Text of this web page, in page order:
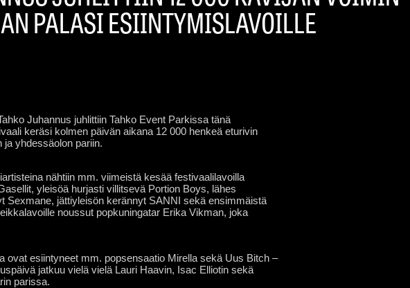
PALASI ESIINTYMISLAVOILLE
Juhannus juhlittiin Tahko Event Parkissa tänä
keräsi kolmen päivän aikana 12 000 henkeä eturivin
ja yhdessäolon pariin.
nähtiin mm. viimeistä kesää festivaalilavoilla
yleisöä hurjasti villitsevä Portion Boys, lähes
Sexmane, jättiyleisön kerännyt SANNI sekä ensimmäistä
noussut popkuningatar Erika Vikman, joka
ovat esiintyneet mm. popsensaatio Mirella sekä Uus Bitch –
jatkuu vielä vielä Lauri Haavin, Isac Elliotin sekä
parissa.